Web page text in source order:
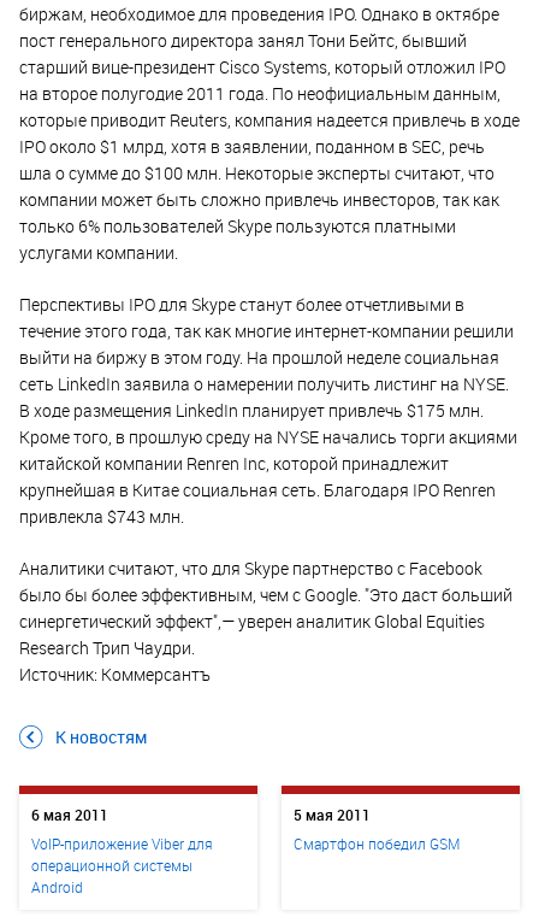
биржам, необходимое для проведения IPO. Однако в октябре
пост генерального директора занял Тони Бейтс, бывший
старший вице-президент Cisco Systems, который отложил IPO
на второе полугодие 2011 года. По неофициальным данным,
которые приводит Reuters, компания надеется привлечь в ходе
IPO около $1 млрд, хотя в заявлении, поданном в SEC, речь
шла о сумме до $100 млн. Некоторые эксперты считают, что
компании может быть сложно привлечь инвесторов, так как
только 6% пользователей Skype пользуются платными
услугами компании.
Перспективы IPO для Skype станут более отчетливыми в
течение этого года, так как многие интернет-компании решили
выйти на биржу в этом году. На прошлой неделе социальная
сеть LinkedIn заявила о намерении получить листинг на NYSE.
В ходе размещения LinkedIn планирует привлечь $175 млн.
Кроме того, в прошлую среду на NYSE начались торги акциями
китайской компании Renren Inc, которой принадлежит
крупнейшая в Китае социальная сеть. Благодаря IPO Renren
привлекла $743 млн.
Аналитики считают, что для Skype партнерство с Facebook
было бы более эффективным, чем с Google. "Это даст больший
синергетический эффект",— уверен аналитик Global Equities
Research Трип Чаудри.
Источник: Коммерсантъ
К новостям
6 мая 2011
VoIP-приложение Viber для
операционной системы
Android
5 мая 2011
Смартфон победил GSM